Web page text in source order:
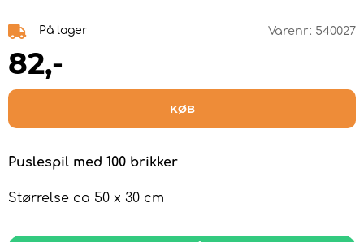
På lager Varenr: 540027
82,-
KØB
Puslespil med 100 brikker
Størrelse ca 50 x 30 cm